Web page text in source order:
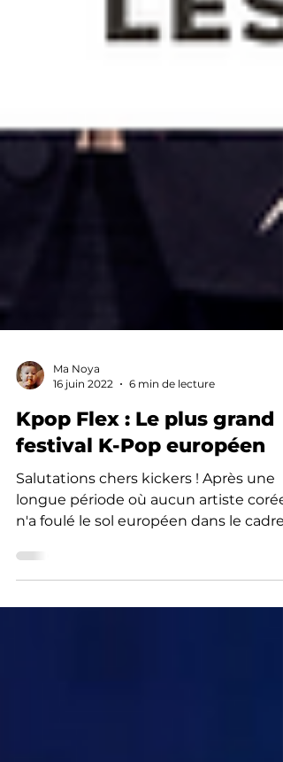
Ma Noya
16 juin 2022
6 min de lecture
Kpop Flex : Le plus grand
festival K-Pop européen
Salutations chers kickers ! Après une
n'a foulé le sol européen dans le cadre
d'un concert, on a...